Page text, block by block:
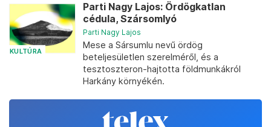
KULTÚRA
Parti Nagy Lajos: Ördögkatlan
cédula, Szársomlyó
Parti Nagy Lajos
Mese a Sársumlu nevű ördög
beteljesületlen szerelméről, és a
tesztoszteron-hajtotta földmunkákról
Harkány környékén.